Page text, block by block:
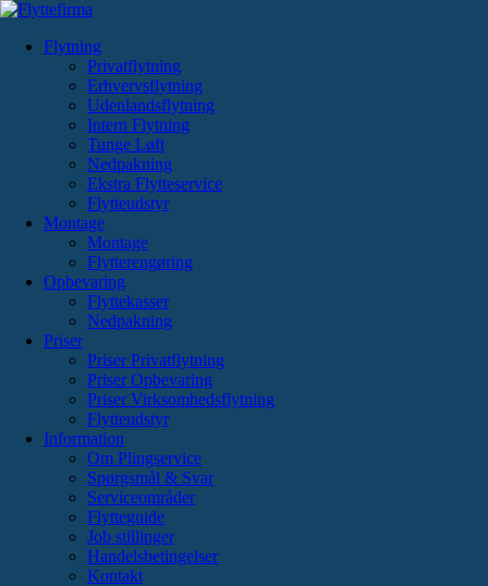
Videre
indholdFlytning
Privatflytning
Erhvervsflytning
Udenlandsflytning
Intern Flytning
Tunge Løft
Nedpakning
Ekstra Flytteservice
Flytteudstyr
Montage
Montage
Flytterengøring
Opbevaring
Flyttekasser
Nedpakning
Priser
Priser Privatflytning
Priser Opbevaring
Priser Virksomhedsflytning
Flytteudstyr
Information
Om Plingservice
Spørgsmål & Svar
Serviceområder
Flytteguide
Job stillinger
Handelsbetingelser
Kontakt